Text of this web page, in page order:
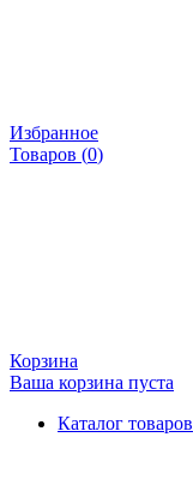
Избранное
Товаров (0)
Корзина
Ваша корзина пуста
Каталог товаров